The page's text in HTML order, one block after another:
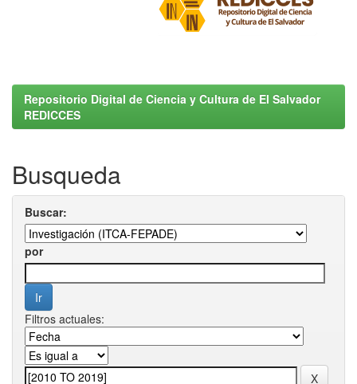
Repositorio Digital de Ciencia y Cultura de El Salvador
REDICCES
Busqueda
Buscar:
por
Filtros actuales: